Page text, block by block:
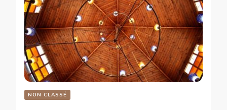
NON CLASSÉ